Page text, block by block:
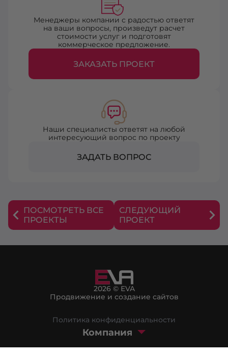
Менеджеры компании с радостью ответят
на ваши вопросы, произведут расчет
стоимости услуг и подготовят
коммерческое предложение.
ЗАКАЗАТЬ ПРОЕКТ
Наши специалисты ответят на любой
интересующий вопрос по проекту
ЗАДАТЬ ВОПРОС
ПОСМОТРЕТЬ ВСЕ
ПРОЕКТЫ
СЛЕДУЮЩИЙ
ПРОЕКТ
2026 © EVA
Продвижение и создание сайтов
Политика конфиденциальности
Компания